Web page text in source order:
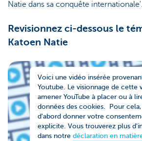
Natie dans sa conquête internationale'.
Revisionnez ci-dessous le
Katoen Natie
Voici une vidéo insérée
Youtube. Le visionnage de cette
amener YouTube à placer ou à
données des cookies. Pour
d'abord donner votre
explicite. Vous trouverez plus
dans notre déclaration en